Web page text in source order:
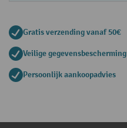
Gratis verzending vanaf 50€
Veilige gegevensbescherming
Persoonlijk aankoopadvies